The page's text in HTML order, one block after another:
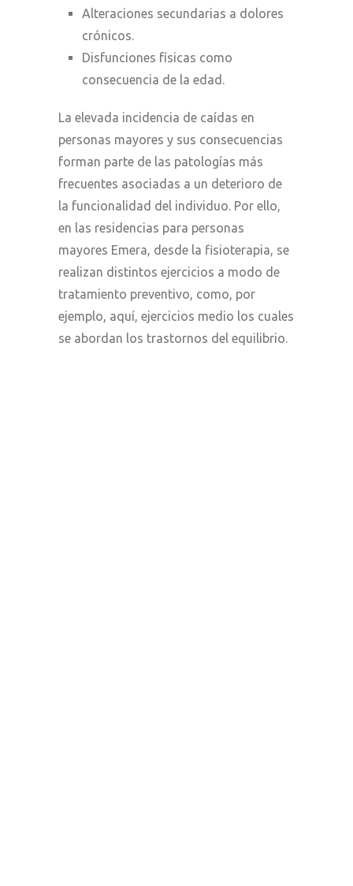
Alteraciones secundarias a dolores
crónicos.
Disfunciones físicas como
consecuencia de la edad.
La elevada incidencia de caídas en
personas mayores y sus consecuencias
forman parte de las patologías más
frecuentes asociadas a un deterioro de
la funcionalidad del individuo. Por ello,
en las residencias para personas
mayores Emera, desde la fisioterapia, se
realizan distintos ejercicios a modo de
tratamiento preventivo, como, por
ejemplo, aquí, ejercicios medio los cuales
se abordan los trastornos del equilibrio.